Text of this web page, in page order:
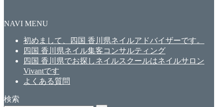
NAVI MENU
初めまして、四国 香川県ネイルアドバイザーです。
四国 香川県ネイル集客コンサルティング
四国 香川県でお探しネイルスクールはネイルサロン
Vivantです
よくある質問
検索